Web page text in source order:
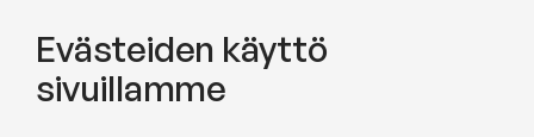
Evästeiden käyttö
sivuillamme